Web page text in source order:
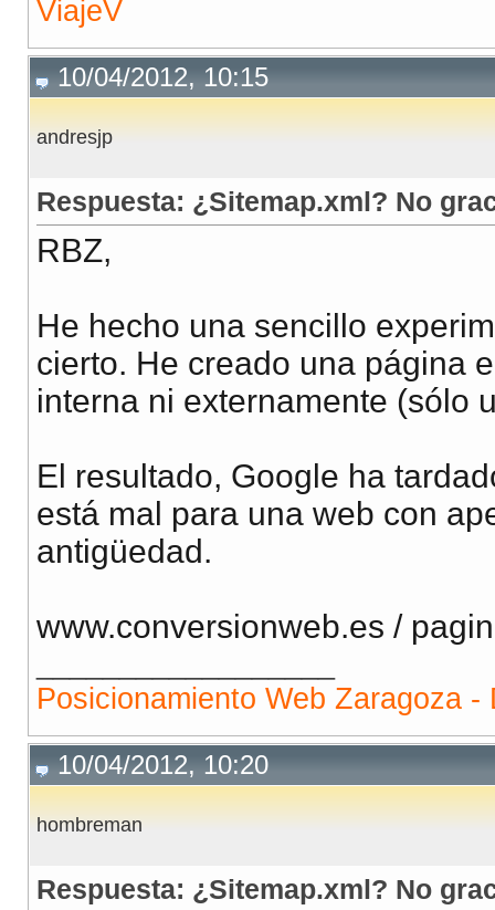
ViajeV
10/04/2012, 10:15
andresjp
Respuesta: ¿Sitemap.xml? No
RBZ,
He hecho una sencillo
cierto. He creado una página
interna ni externamente (sólo
El resultado, Google ha
está mal para una web con
antigüedad.
www.conversionweb.es /
Posicionamiento Web Zaragoza -
10/04/2012, 10:20
hombreman
Respuesta: ¿Sitemap.xml? No